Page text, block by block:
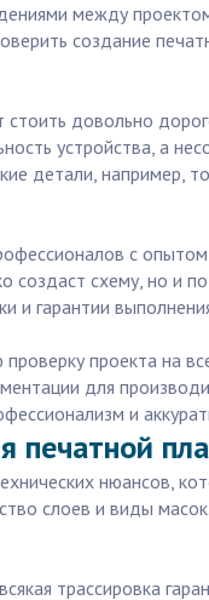
между
создание
довольно
устройства, а
детали, например,
с
схему, но и
и гарантии
проекта на
для
и
печатной
нюансов,
слоев и виды
трассировка